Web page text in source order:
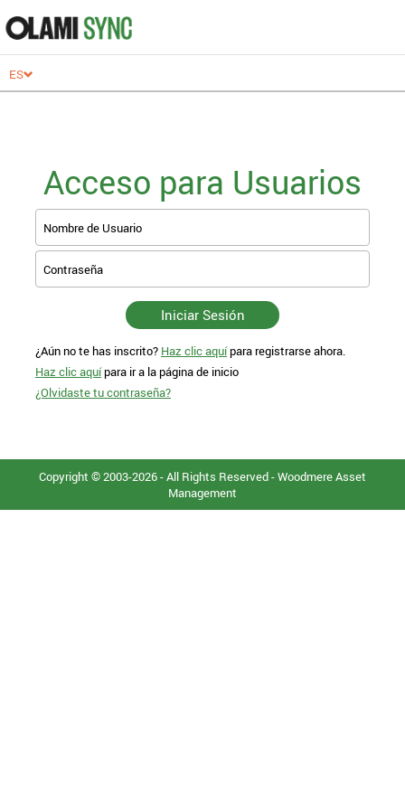
ES
Acceso para Usuarios
Nombre de Usuario
Contraseña
Iniciar Sesión
¿Aún no te has inscrito? Haz clic aquípara registrarse ahora.
Haz clic aquípara ir a la página de inicio
¿Olvidaste tu contraseña?
Copyright © 2003-2026 - All Rights Reserved - Woodmere Asset
Management